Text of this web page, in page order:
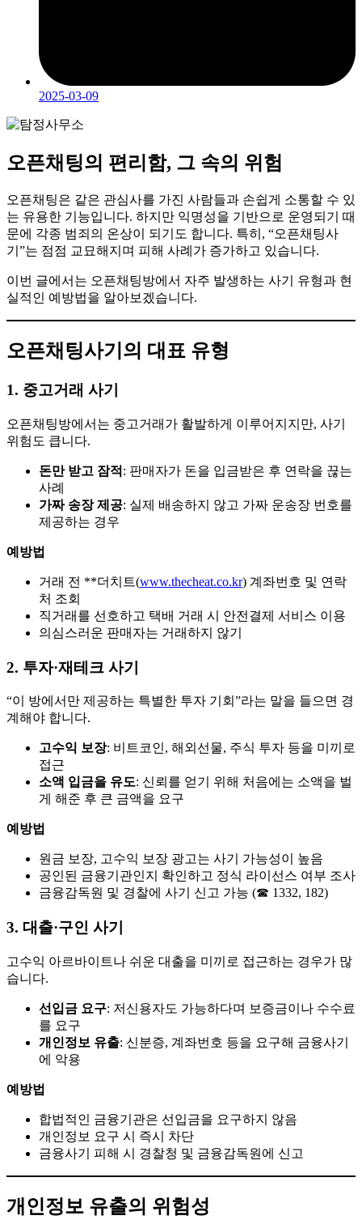
2025-03-09
오픈채팅의 편리함, 그 속의 위험
오픈채팅은 같은 관심사를 가진 사람들과 손쉽게 소통할 수 있
는 유용한 기능입니다. 하지만 익명성을 기반으로 운영되기 때
문에 각종 범죄의 온상이 되기도 합니다. 특히, “오픈채팅사
기”는 점점 교묘해지며 피해 사례가 증가하고 있습니다.
이번 글에서는 오픈채팅방에서 자주 발생하는 사기 유형과 현
실적인 예방법을 알아보겠습니다.
오픈채팅사기의 대표 유형
1. 중고거래 사기
오픈채팅방에서는 중고거래가 활발하게 이루어지지만, 사기
위험도 큽니다.
돈만 받고 잠적 : 판매자가 돈을 입금받은 후 연락을 끊는
사례
가짜 송장 제공: 실제 배송하지 않고 가짜 운송장 번호를
제공하는 경우
예방법
거래 전 **더치트(www.thecheat.co.kr) 계좌번호 및 연락
처 조회
직거래를 선호하고 택배 거래 시 안전결제 서비스 이용
의심스러운 판매자는 거래하지 않기
2. 투자·재테크 사기
“이 방에서만 제공하는 특별한 투자 기회”라는 말을 들으면 경
계해야 합니다.
고수익 보장: 비트코인, 해외선물, 주식 투자 등을 미끼로
접근
소액 입금을 유도: 신뢰를 얻기 위해 처음에는 소액을 벌
게 해준 후 큰 금액을 요구
예방법
원금 보장, 고수익 보장 광고는 사기 가능성이 높음
공인된 금융기관인지 확인하고 정식 라이선스 여부 조사
금융감독원 및 경찰에 사기 신고 가능 (☎ 1332, 182)
3. 대출·구인 사기
고수익 아르바이트나 쉬운 대출을 미끼로 접근하는 경우가 많
습니다.
선입금 요구: 저신용자도 가능하다며 보증금이나 수수료
를 요구
개인정보 유출: 신분증, 계좌번호 등을 요구해 금융사기
에 악용
예방법
합법적인 금융기관은 선입금을 요구하지 않음
개인정보 요구 시 즉시 차단
금융사기 피해 시 경찰청 및 금융감독원에 신고
개인정보 유출의 위험성